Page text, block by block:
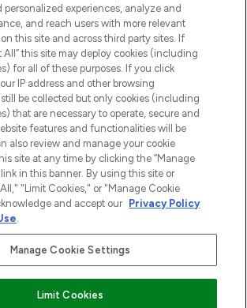
Zgoda na pliki cookie
Sell or Share My Personal
Information
& INFORMACJE
INFORMACJE
O LOOKFANTASTIC
za pomocą
experiences, analyze and
and reach users with more relevant
this site and across third party sites. If
All” this site may deploy cookies (including
for all of these purposes. If you click
IP address and other browsing
be collected but only cookies (including
that are necessary to operate, secure and
features and functionalities will be
also review and manage your cookie
site at any time by clicking the “Manage
in this banner. By using this site or
"Limit Cookies," or "Manage Cookie
and accept our Privacy Policy
.
Manage Cookie Settings
Limit Cookies